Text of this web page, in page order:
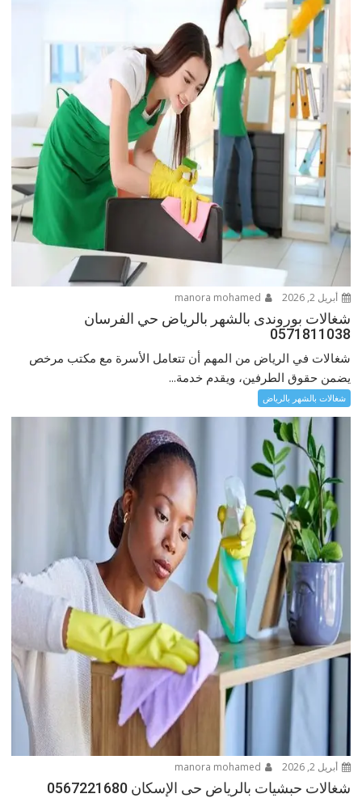
أبريل 2, 2026
شغالات بوروندى بالشهر بالرياض حي الفرسان
0571811038
شغالات في الرياض من المهم أن تتعامل الأسرة مع مكتب مرخص
يضمن حقوق الطرفين، ويقدم خدمة...
شغالات بالشهر بالرياض
أبريل 2, 2026
شغالات حبشيات بالرياض حى الإسكان 0567221680